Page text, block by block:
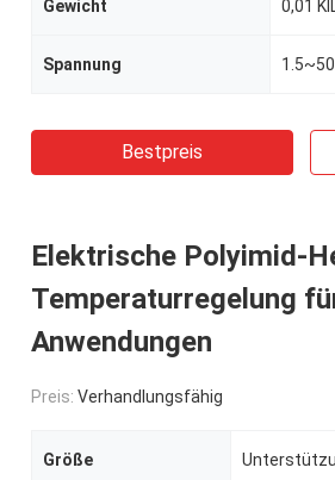
Gewicht 0,01
Spannung
Bestpreis
Elektrische Polyimid-
Temperaturregelung
Anwendungen
Preis: Verhandlungsfähig
Größe